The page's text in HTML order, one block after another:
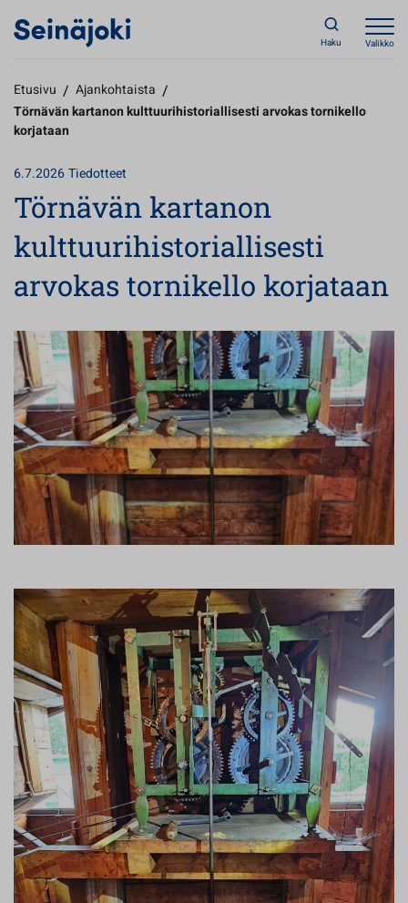
Haku Valikko
Etusivu / Ajankohtaista /
Törnävän kartanon kulttuurihistoriallisesti arvokas tornikello
korjataan
6.7.2026Tiedotteet
Törnävän kartanon
kulttuurihistoriallisesti
arvokas tornikello korjataan